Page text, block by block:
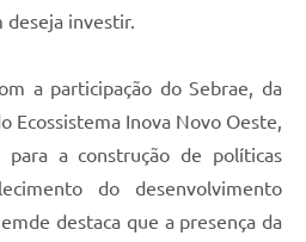
deseja investir.
a participação do Sebrae, da
Ecossistema Inova Novo Oeste,
para a construção de políticas
do desenvolvimento
destaca que a presença da